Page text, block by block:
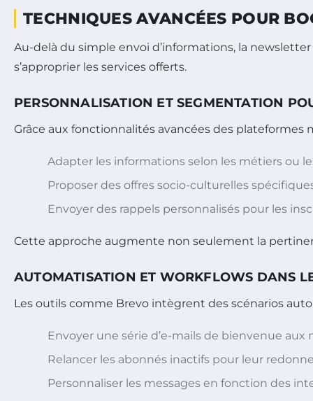
TECHNIQUES AVANCÉES POUR
Au-delà du simple envoi d’informations, la
s’approprier les services offerts.
PERSONNALISATION ET SEGMENTATION
Grâce aux fonctionnalités avancées des
Adapter les informations selon les métiers ou
Proposer des offres socio-culturelles
Envoyer des rappels personnalisés pour les
Cette approche augmente non seulement la
AUTOMATISATION ET WORKFLOWS DANS
Les outils comme Brevo intègrent des scénarios
Envoyer une série d’e-mails de bienvenue
Relancer les abonnés inactifs pour leur
Personnaliser les messages en fonction des